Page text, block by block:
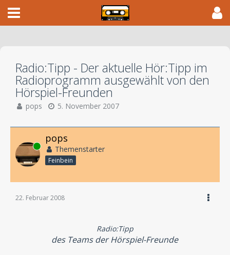
Radio:Tipp - Der aktuelle Hör:Tipp im
Radioprogramm ausgewählt von den
Hörspiel-Freunden
pops 5. November 2007
Online
pops
Themenstarter
Feinbein
22. Februar 2008
Radio:Tipp
des Teams der Hörspiel-Freunde